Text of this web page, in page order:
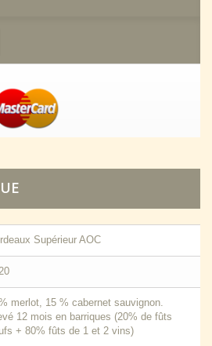
Supérieur AOC
merlot, 15 % cabernet sauvignon.
12 mois en barriques (20% de fûts
+ 80% fûts de 1 et 2 vins)